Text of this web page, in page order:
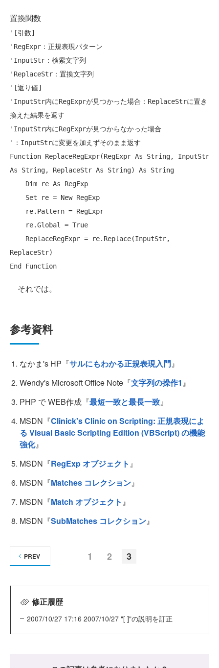
置換関数
'[引数]
'RegExpr：正規表現パターン
'InputStr：検索文字列
'ReplaceStr：置換文字列
'[返り値]
'InputStr内にRegExprが見つかった場合：ReplaceStrに置き
換えた結果を返す
'InputStr内にRegExprが見つからなかった場合
'：InputStrに変更を加えずそのまま返す
Function ReplaceRegExpr(RegExpr As String
As
String, ReplaceStr As String) As
String
Dim re As RegExp
Set re = New RegExp
    re.Global =
True
End
Function
それでは。
参考資料
なかま's HP『サルにもわかる正規表現入門』
Wendy's Microsoft Office Note『文字列の操作1 』
PHP で WEB作成『最短一致と最長一致』
MSDN『Clinick's Clinic on Scripting: 正規表現によ
る Visual Basic Scripting Edition (VBScript) の機能
強化』
MSDN『RegExp オブジェクト 』
MSDN『Matches コレクション』
MSDN『Match オブジェクト 』
MSDN『SubMatches コレクション』
1 2 3
PREV
修正履歴
2007/10/27 17:16 2007/10/27 "[ ]"の説明を訂正